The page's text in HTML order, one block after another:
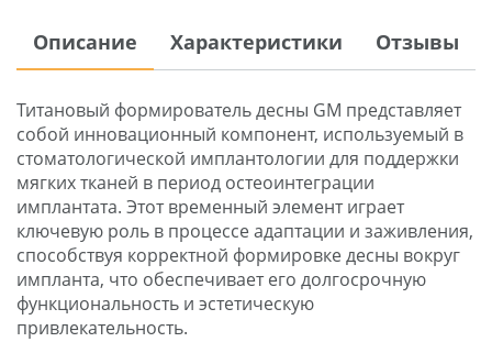
Описание Характеристики Отзывы
Титановый формирователь десны GM представляет
собой инновационный компонент, используемый в
стоматологической имплантологии для поддержки
мягких тканей в период остеоинтеграции
имплантата. Этот временный элемент играет
ключевую роль в процессе адаптации и заживления,
способствуя корректной формировке десны вокруг
импланта, что обеспечивает его долгосрочную
функциональность и эстетическую
привлекательность.